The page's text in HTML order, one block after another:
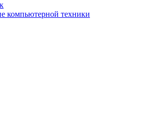
компьютерной техники